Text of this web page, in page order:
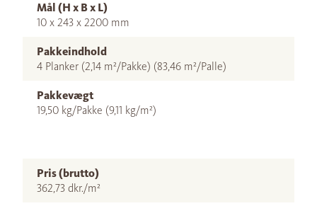
Mål (H x B x L)
10 x 243 x 2200 mm
Pakkeindhold
4 Planker (2,14 m²/Pakke) (83,46 m²/Palle)
Pakkevægt
19,50 kg/Pakke (9,11 kg/m²)
Pris (brutto)
362,73 dkr./m²